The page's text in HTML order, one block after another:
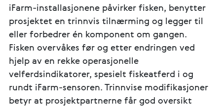
iFarm-installasjonene påvirker fisken, benytter
prosjektet en trinnvis tilnærming og legger til
eller forbedrer én komponent om gangen.
Fisken overvåkes før og etter endringen ved
hjelp av en rekke operasjonelle
velferdsindikatorer, spesielt fiskeatferd i og
rundt iFarm-sensoren. Trinnvise modifikasjoner
betyr at prosjektpartnerne får god oversikt